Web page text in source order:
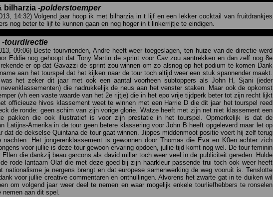
bilharzia -polderstoemper
14:32) Volgend jaar hoop ik met bilharzia in t lijf en een lekker cocktail van fruitdrankjes
nog beter te lijf te kunnen gaan en nog hoger in t linkerrijtje te eindigen.
-tourdirectie
09:06) Beste tourvrienden, Andre heeft weer toegeslagen, ten huize van de directie werd
Eddie nog gehoopt dat Tony Martin de sprint voor Cav zou aantrekken en dan zelf nog 8e
er op dat Gavazzi de sprint zou winnen om zo alsnog op het podium te komen Dank
aan het tourspel dat het kijken naar de tour toch altijd weer een stuk spannender maakt.
was het zeker dit jaar met ook een aantal voorheen subtoppers als John H, Sjani (ieder
die nadrukkelijk de neus aan het venster staken. Maar ook de opkomst
(vh een vaste waarde van het 2e rijtje) die in het epo vrije tijdperk beter tot zijn recht lijkt
officieuze hivos klassement weet te winnen met een Harrie D die dit jaar het tourspel reed
de ronde: geen schim van zijn vorige glorie. Watze heeft met zijn net niet klassement een
pakken die ook illustratief is voor zijn prestatie in het tourspel. Opmerkelijk is dat de
Latijns-Amerika in de tour geen betere klassering voor John B heeft opgeleverd maar let op
dat de dekselse Quintana de tour gaat winnen. Jippes middenmoot positie voert hij zelf terug
nachten. Het jongerenklassement is gewonnen door Thomas die Eva en K0en achter zich
voor jullie is deze tour gewoon ervaring opdoen, jullie tijd komt nog wel. De tour feminin
Ellen die dankzij beau garcons als david millar toch weer veel in de publiciteit gereden. Hulde
rode lantaarn Olaf die met deze goed bij zijn haarkleur passende trui toch ook weer heeft
nationalisme je nergens brengt en dat europese samenwerking de weg vooruit is. Tenslotte
voor jullie creative commentaren en onthullingen. Alvorens het zwarte gat in te duiken wil
om volgend jaar weer deel te nemen en waar mogelijk enkele tourliefhebbers te ronselen
nemen aan dit spel.